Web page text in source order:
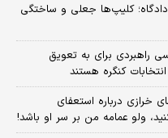
کلیپ‌ها جعلی و ساختگی
راهبردی برای به تعویق
کنگره هستند
خرازی درباره استعفای
ولو عمامه من بر سر او باشد!